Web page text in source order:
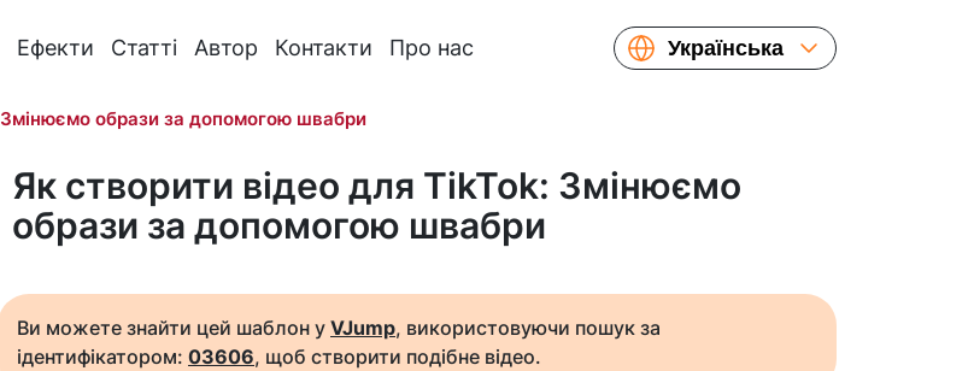
Ефекти Статті Автор Контакти Про нас
Українська
Français
Змінюємо образи за допомогою швабри
Як створити відео для TikTok: Змінюємо
образи за допомогою швабри
Ви можете знайти цей шаблон у VJump, використовуючи пошук за
ідентифікатором: 03606, щоб створити подібне відео.